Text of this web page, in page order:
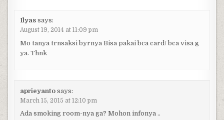
Ilyas says:
August 19, 2014 at 11:09 pm
Mo tanya trnsaksi byrnya Bisa pakai bca card/ bca visa g
ya. Thnk
aprieyanto says:
March 15, 2015 at 12:10 pm
Ada smoking room-nya ga? Mohon infonya ..